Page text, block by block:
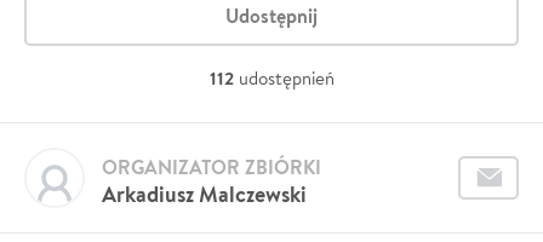
Udostępnij
112 udostępnień
Arkadiusz Malczewski
ORGANIZATOR ZBIÓRKI